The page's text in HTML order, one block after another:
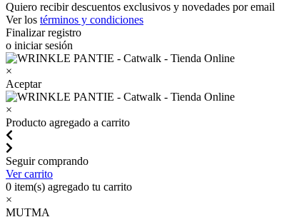
Quiero recibir descuentos exclusivos y novedades por email
Ver los términos y condiciones
Finalizar registro
o iniciar sesión
×
Aceptar
×
Producto agregado a carrito
Seguir comprando
Ver carrito
0 item(s) agregado tu carrito
×
MUTMA